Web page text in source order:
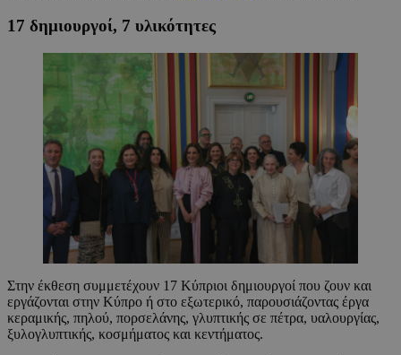
17 δημιουργοί, 7 υλικότητες
Στην έκθεση συμμετέχουν 17 Κύπριοι δημιουργοί που ζουν και
εργάζονται στην Κύπρο ή στο εξωτερικό, παρουσιάζοντας έργα
κεραμικής, πηλού, πορσελάνης, γλυπτικής σε πέτρα, υαλουργίας,
ξυλογλυπτικής, κοσμήματος και κεντήματος.